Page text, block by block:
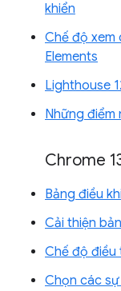
khiển
Chế độ
Elements
Lighthouse
Những điểm
Chrome
Bảng điều
Cải thiện
Chế độ điều
Chọn các